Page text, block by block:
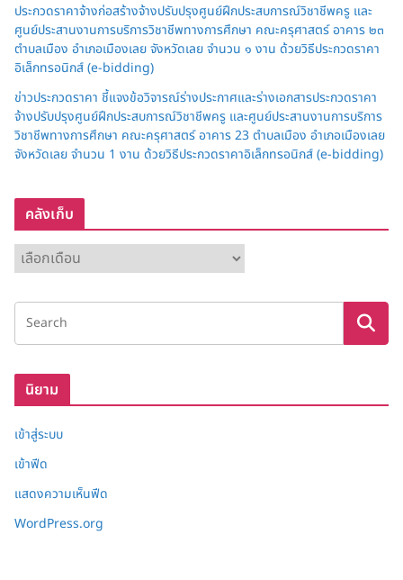
ประกวดราคาจ้างก่อสร้างจ้างปรับปรุงศูนย์ฝึกประสบการณ์วิชาชีพครู และ
ศูนย์ประสานงานการบริการวิชาชีพทางการศึกษา คณะครุศาสตร์ อาคาร ๒๓
ตำบลเมือง อำเภอเมืองเลย จังหวัดเลย จำนวน ๑ งาน ด้วยวิธีประกวดราคา
อิเล็กทรอนิกส์ (e-bidding)
ข่าวประกวดราคา ชี้แจงข้อวิจารณ์ร่างประกาศและร่างเอกสารประกวดราคา
จ้างปรับปรุงศูนย์ฝึกประสบการณ์วิชาชีพครู และศูนย์ประสานงานการบริการ
วิชาชีพทางการศึกษา คณะครุศาสตร์ อาคาร 23 ตำบลเมือง อำเภอเมืองเลย
จังหวัดเลย จำนวน 1 งาน ด้วยวิธีประกวดราคาอิเล็กทรอนิกส์ (e-bidding)
คลังเก็บ
ลั
ง
ก็
นิยาม
เข้าสู่ระบบ
เข้าฟีด
แสดงความเห็นฟีด
WordPress.org